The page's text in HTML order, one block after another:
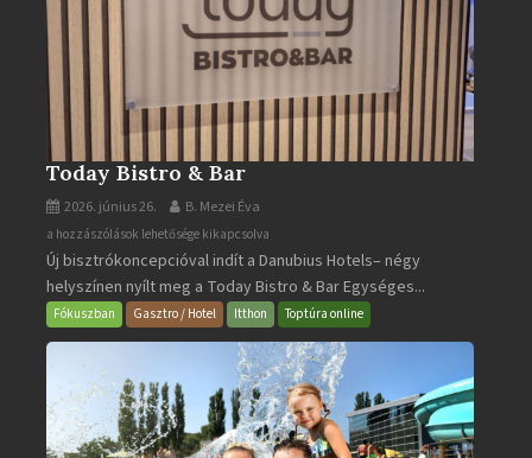
Today Bistro & Bar
2026. június 26. B. Mezei Éva
Today
Bistro
&
Bar
bejegyzéshez
a hozzászólások lehetősége kikapcsolva
Új bisztrókoncepcióval indít a Danubius Hotels– négy
helyszínen nyílt meg a Today Bistro & Bar Egységes...
Fókuszban Gasztro / Hotel Itthon Toptúra online